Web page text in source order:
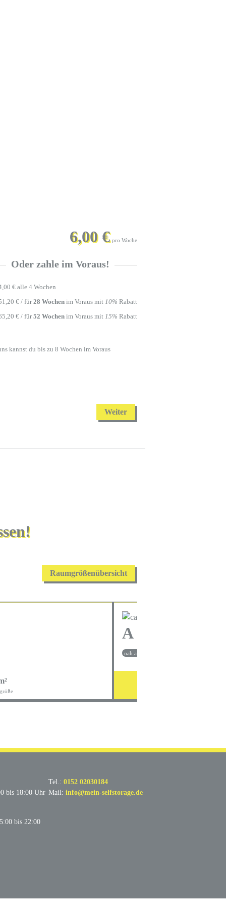
6,00 € pro Woche
Oder zahle im Voraus!
€ alle 4 Wochen
€ / für28 Wochen im Voraus mit 10% Rabatt
€ / für52 Wochen im Voraus mit 15% Rabatt
kannst du bis zu 8 Wochen im Voraus
Weiter
Raumgrößenübersicht
A 1-47
nah an der Treppe
bis 18:00 Uhr
bis 22:00
Tel.: 0152 02030184
Mail: info@mein-selfstorage.de